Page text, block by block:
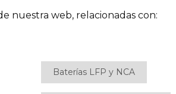
nuestra web, relacionadas con:
Baterías LFP y NCA